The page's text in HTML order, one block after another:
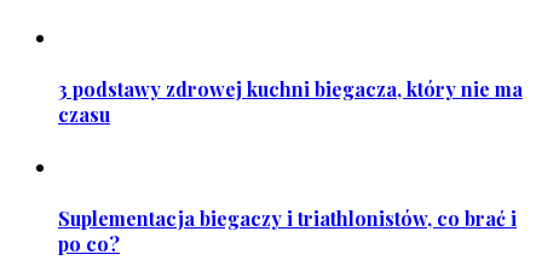
3 podstawy zdrowej kuchni biegacza, który nie ma
czasu
Suplementacja biegaczy i triathlonistów, co brać i
po co?